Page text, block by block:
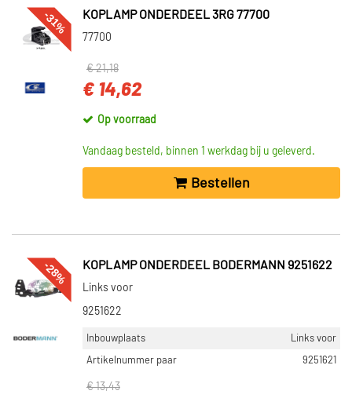
-31% KOPLAMP ONDERDEEL 3RG 77700
77700
€ 21,18
€ 14,62
Op voorraad
Vandaag besteld, binnen 1 werkdag bij u geleverd.
Bestellen
-28% KOPLAMP ONDERDEEL BODERMANN 9251622
Links voor
9251622
Inbouwplaats
Links voor
Artikelnummer paar
9251621
€ 13,43